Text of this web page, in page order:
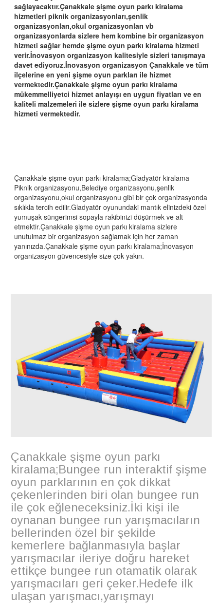
sağlayacaktır.Çanakkale şişme oyun parkı kiralama
hizmetleri piknik organizasyonları,şenlik
organizasyonları,okul organizasyonları vb
organizasyonlarda sizlere hem kombine bir organizasyon
hizmeti sağlar hemde şişme oyun parkı kiralama hizmeti
verir.İnovasyon organizasyon kalitesiyle sizleri tanışmaya
davet ediyoruz.İnovasyon organizasyon Çanakkale ve tüm
ilçelerine en yeni şişme oyun parkları ile hizmet
vermektedir.Çanakkale şişme oyun parkı kiralama
mükemmelliyetci hizmet anlayışı en uygun fiyatları ve en
kaliteli malzemeleri ile sizlere şişme oyun parkı kiralama
hizmeti vermektedir.
Çanakkale şişme oyun parkı kiralama;Gladyatör kiralama
Piknik organizasyonu,Belediye organizasyonu,şenlik
organizasyonu,okul organizasyonu gibi bir çok organizasyonda
sıklıkla tercih edilir.Gladyatör oyunundaki mantık elinizdeki özel
yumuşak süngerimsi sopayla rakibinizi düşürmek ve alt
etmektir.Çanakkale şişme oyun parkı kiralama sizlere
unutulmaz bir organizasyon sağlamak için her zaman
yanınızda.Çanakkale şişme oyun parkı kiralama;İnovasyon
organizasyon güvencesiyle size çok yakın.
Çanakkale şişme oyun parkı
kiralama;Bungee run interaktif şişme
oyun parklarının en çok dikkat
çekenlerinden biri olan bungee run
ile çok eğleneceksiniz.İki kişi ile
oynanan bungee run yarışmacıların
bellerinden özel bir şekilde
kemerlere bağlanmasıyla başlar
yarışmacılar ileriye doğru hareket
ettikçe bungee run otamatik olarak
yarışmacıları geri çeker.Hedefe ilk
ulaşan yarışmacı,yarışmayı